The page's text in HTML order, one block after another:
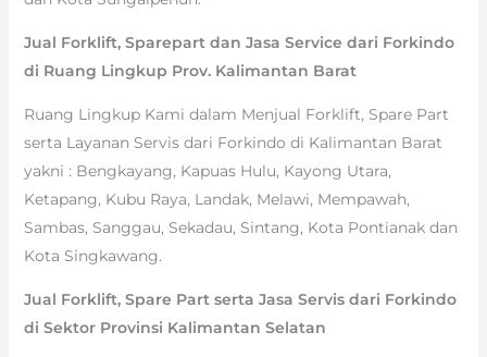
Jual Forklift, Sparepart dan Jasa Service dari Forkindo
di Ruang Lingkup Prov. Kalimantan Barat
Ruang Lingkup Kami dalam Menjual Forklift, Spare Part
serta Layanan Servis dari Forkindo di Kalimantan Barat
yakni : Bengkayang, Kapuas Hulu, Kayong Utara,
Ketapang, Kubu Raya, Landak, Melawi, Mempawah,
Sambas, Sanggau, Sekadau, Sintang, Kota Pontianak dan
Kota Singkawang.
Jual Forklift, Spare Part serta Jasa Servis dari Forkindo
di Sektor Provinsi Kalimantan Selatan